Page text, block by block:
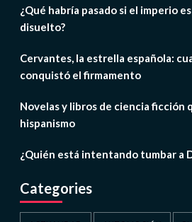
¿Qué habría pasado si el imperio
disuelto?
Cervantes, la estrella española:
conquistó el firmamento
Novelas y libros de ciencia ficción
hispanismo
¿Quién está intentando tumbar a
Categories